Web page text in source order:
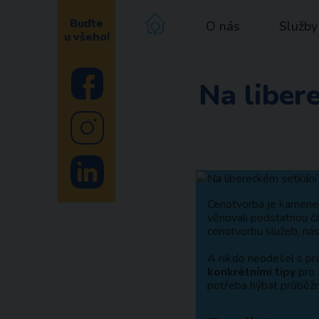
Buďte
u všeho!
O nás Služby
Na
Cenotvorba je
věnovali podstatnou
cenotvorbu služeb,
A nikdo neodešel s
konkrétními tipypro
potřeba hýbat